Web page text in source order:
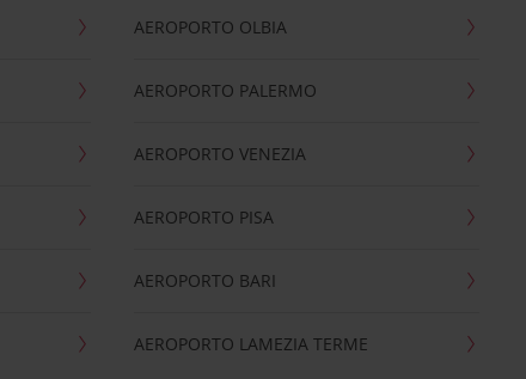
AEROPORTO OLBIA
AEROPORTO PALERMO
AEROPORTO VENEZIA
AEROPORTO PISA
AEROPORTO BARI
AEROPORTO LAMEZIA TERME